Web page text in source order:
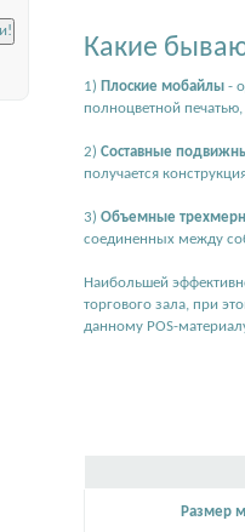
Какие
1) Плоские мобайлы -
полноцветной
2) Составные
получается
3) Объемные
соединенных между
Наибольшей
торгового зала, при
данному POS-
Размер